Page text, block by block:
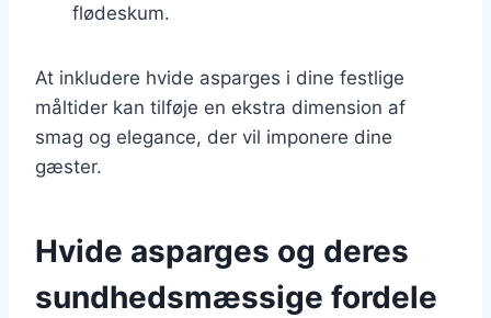
flødeskum.
At inkludere hvide asparges i dine festlige
måltider kan tilføje en ekstra dimension af
smag og elegance, der vil imponere dine
gæster.
Hvide asparges og deres
sundhedsmæssige fordele